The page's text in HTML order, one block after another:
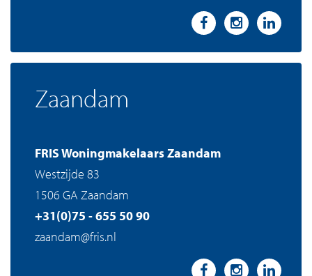
Zaandam
FRIS Woningmakelaars Zaandam
Westzijde 83
1506 GA Zaandam
+31(0)75 - 655 50 90
zaandam@fris.nl